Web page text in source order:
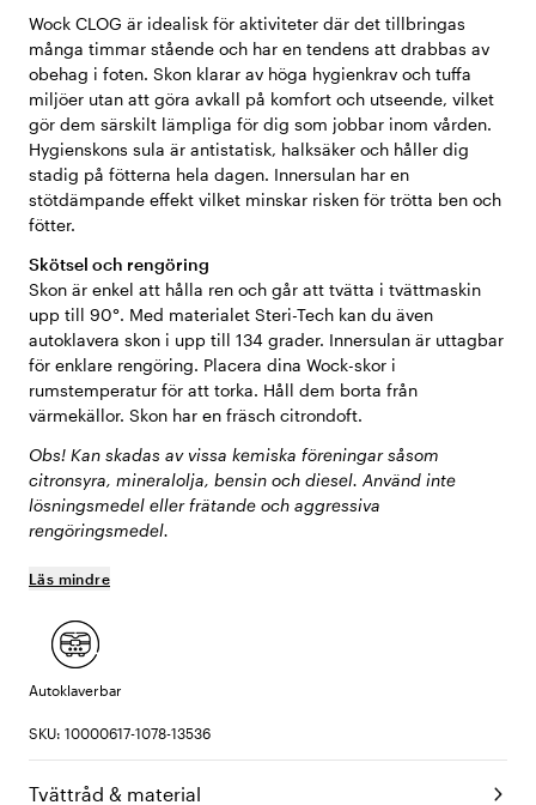
Wock CLOG är idealisk för aktiviteter där det tillbringas
många timmar stående och har en tendens att drabbas av
obehag i foten. Skon klarar av höga hygienkrav och tuffa
miljöer utan att göra avkall på komfort och utseende, vilket
gör dem särskilt lämpliga för dig som jobbar inom vården.
Hygienskons sula är antistatisk, halksäker och håller dig
stadig på fötterna hela dagen. Innersulan har en
stötdämpande effekt vilket minskar risken för trötta ben och
fötter.
Skötsel och rengöring
Skon är enkel att hålla ren och går att tvätta i tvättmaskin
upp till 90°. Med materialet Steri-Tech kan du även
autoklavera skon i upp till 134 grader. Innersulan är uttagbar
för enklare rengöring. Placera dina Wock-skor i
rumstemperatur för att torka. Håll dem borta från
värmekällor. Skon har en fräsch citrondoft.
Obs! Kan skadas av vissa kemiska föreningar såsom
citronsyra, mineralolja, bensin och diesel. Använd inte
lösningsmedel eller frätande och aggressiva
rengöringsmedel.
Läs mindre
Autoklaverbar
SKU: 10000617-1078-13536
Tvättråd & material